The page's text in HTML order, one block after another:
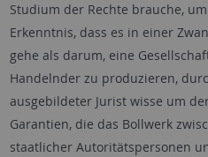
Studium der Rechte brauche,
Erkenntnis, dass es in einer
gehe als darum, eine
Handelnder zu produzieren,
ausgebildeter Jurist wisse um
Garantien, die das Bollwerk
staatlicher Autoritätspersonen